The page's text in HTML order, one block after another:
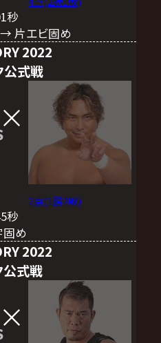
秒
→ 片エビ固め
2022
公式戦
2点(1勝2敗)
秒
め
2022
公式戦